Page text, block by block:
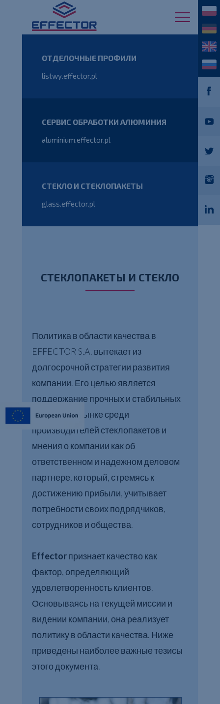
ОТДЕЛОЧНЫЕ ПРОФИЛИ
listwy.effector.pl
СЕРВИС ОБРАБОТКИ АЛЮМИНИЯ
aluminium.effector.pl
СТЕКЛО И СТЕКЛОПАКЕТЫ
glass.effector.pl
СТЕКЛОПАКЕТЫ И СТЕКЛО
Политика в области качества в
EFFECTOR S.A. вытекает из
долгосрочной стратегии развития
компании. Его целью является
поддержание прочных и стабильных
позиций на рынке среди
производителей стеклопакетов и
мнения о компании как об
ответственном и надежном деловом
партнере, который, стремясь к
достижению прибыли, учитывает
потребности своих подрядчиков,
сотрудников и общества.
Effectorпризнает качество как
фактор, определяющий
удовлетворенность клиентов.
Основываясь на текущей миссии и
видении компании, она реализует
политику в области качества. Ниже
приведены наиболее важные тезисы
этого документа.